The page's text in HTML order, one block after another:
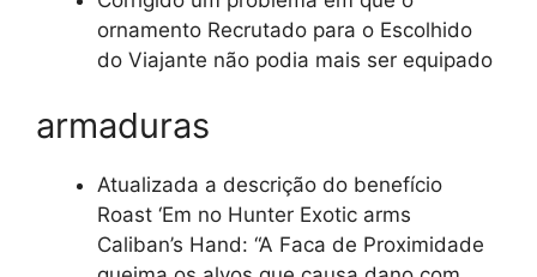
ornamento Recrutado para o Escolhido
do Viajante não podia mais ser equipado
armaduras
Atualizada a descrição do benefício
Roast ‘Em no Hunter Exotic arms
Caliban’s Hand: “A Faca de Proximidade